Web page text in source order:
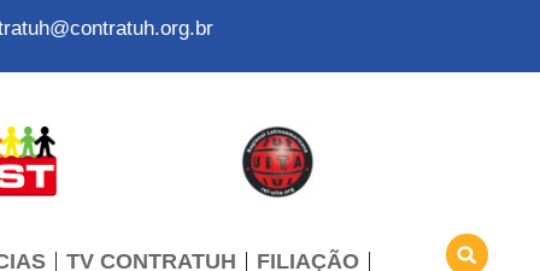
TV CONTRATUH FILIAÇÃO